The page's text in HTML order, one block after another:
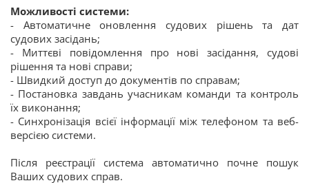
Можливості системи:
- Автоматичне оновлення судових рішень та дат
судових засідань;
- Миттєві повідомлення про нові засідання, судові
рішення та нові справи;
- Швидкий доступ до документів по справам;
- Постановка завдань учасникам команди та контроль
їх виконання;
- Синхронізація всієї інформації між телефоном та веб-
версією системи.
Після реєстрації система автоматично почне пошук
Ваших судових справ.